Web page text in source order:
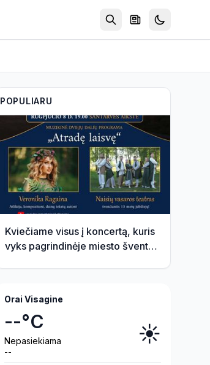
POPULIARU
Kviečiame visus į koncertą, kuris
vyks pagrindinėje miesto šventės
Orai Visagine
--°C
Nepasiekiama
--
☀️